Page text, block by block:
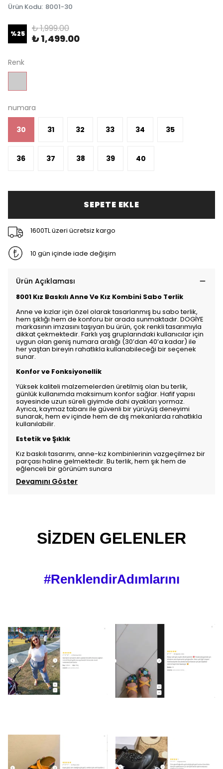
Ürün Kodu: 8001-30
%25 ₺ 1,999.00
₺ 1,499.00
Renk
numara
30 31 32 33 34 35
36 37 38 39 40
SEPETE EKLE
1600TL üzeri ücretsiz kargo
10 gün içinde iade değişim
Ürün Açıklaması
8001 Kız Baskılı Anne Ve Kız Kombini Sabo Terlik
Anne ve kızlar için özel olarak tasarlanmış bu sabo terlik,
hem şıklığı hem de konforu bir arada sunmaktadır. DOGİYE
markasının imzasını taşıyan bu ürün, çok renkli tasarımıyla
dikkat çekmektedir. Farklı yaş gruplarındaki kullanıcılar için
uygun olan geniş numara aralığı (30’dan 40’a kadar) ile
her yaştan bireyin rahatlıkla kullanabileceği bir seçenek
sunar.
Konfor ve Fonksiyonellik
Yüksek kaliteli malzemelerden üretilmiş olan bu terlik,
günlük kullanımda maksimum konfor sağlar. Hafif yapısı
sayesinde uzun süreli giyimde dahi ayakları yormaz.
Ayrıca, kaymaz tabanı ile güvenli bir yürüyüş deneyimi
sunarak, hem ev içinde hem de dış mekanlarda rahatlıkla
kullanılabilir.
Estetik ve Şıklık
Kız baskılı tasarımı, anne-kız kombinlerinin vazgeçilmez bir
parçası haline gelmektedir. Bu terlik, hem şık hem de
eğlenceli bir görünüm sunara
Devamını Göster
SİZDEN GELENLER
#RenklendirAdımlarını